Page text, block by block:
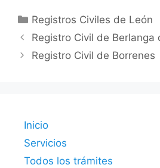
Categorías
Registros Civiles de León
Registro Civil de Berlanga
Registro Civil de Borrenes
Inicio
Servicios
Todos los trámites